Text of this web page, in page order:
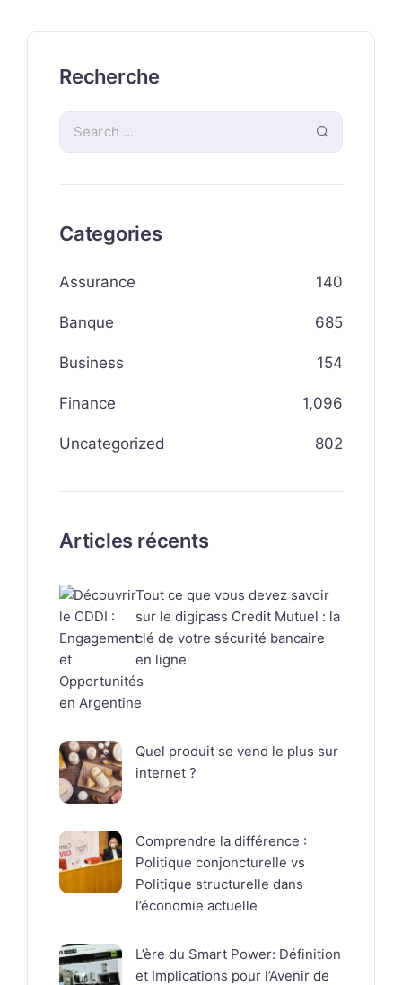
Recherche
Categories
Assurance 140
Banque 685
Business 154
Finance 1,096
Uncategorized 802
Articles récents
Tout ce que vous devez savoir
sur le digipass Credit Mutuel : la
clé de votre sécurité bancaire
en ligne
Quel produit se vend le plus sur
internet ?
Comprendre la différence :
Politique conjoncturelle vs
Politique structurelle dans
l’économie actuelle
L’ère du Smart Power: Définition
et Implications pour l’Avenir de